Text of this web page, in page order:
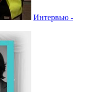
Интервью -